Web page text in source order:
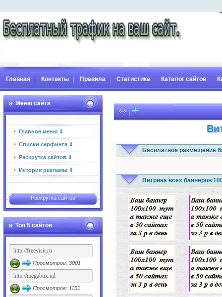
Главная Контакты Правила Статистика Каталог сайтов
Меню сайта
Главное меню ⇓
Списки серфинга ⇓
Раскрутка сайтов ⇓
История рекламы ⇓
Раскрутка сайтов
Топ 5 сайтов
Просмотров: 3001
Просмотров: 1151
Бесплатное размещение
Витрина всех баннеров